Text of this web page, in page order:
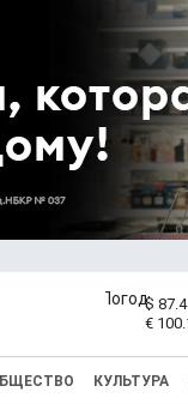
$
€
КУЛЬТУРА